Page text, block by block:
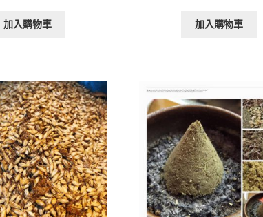
加入購物車 加入購物車